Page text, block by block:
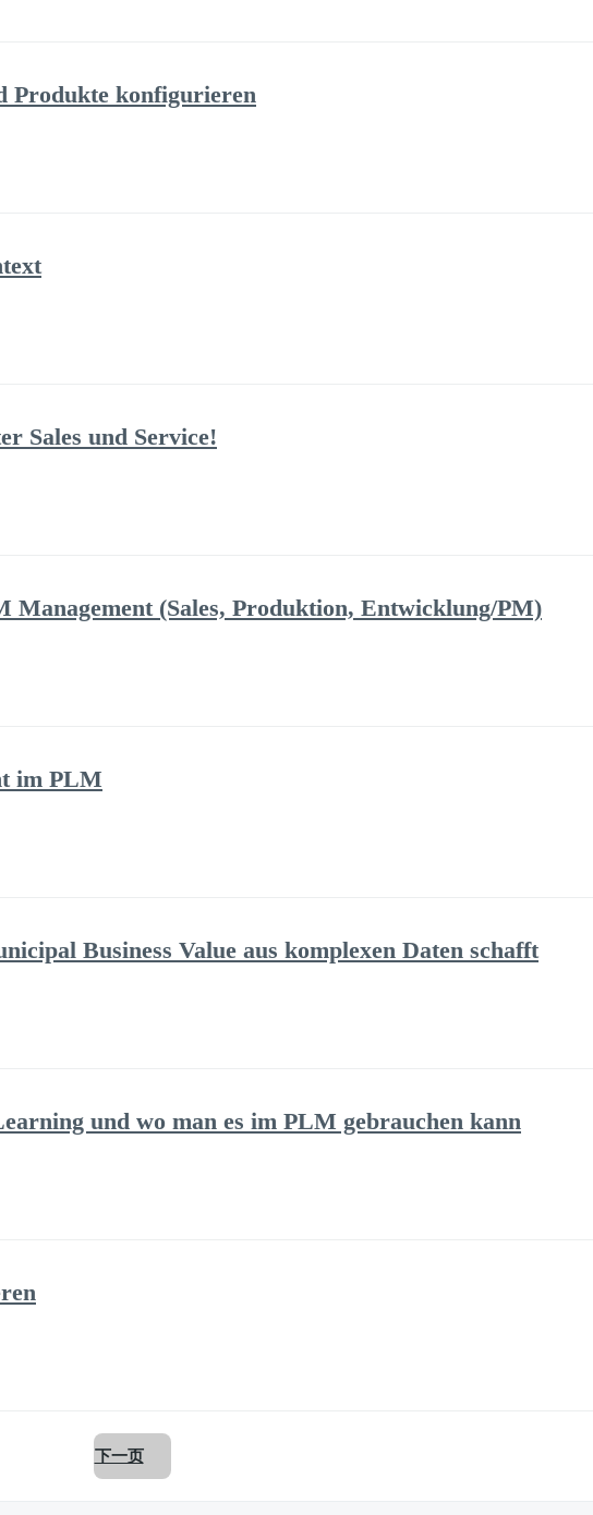
Produkte konfigurieren
Sales und Service!
Management (Sales, Produktion, Entwicklung/PM)
im PLM
Business Value aus komplexen Daten schafft
und wo man es im PLM gebrauchen kann
下一页